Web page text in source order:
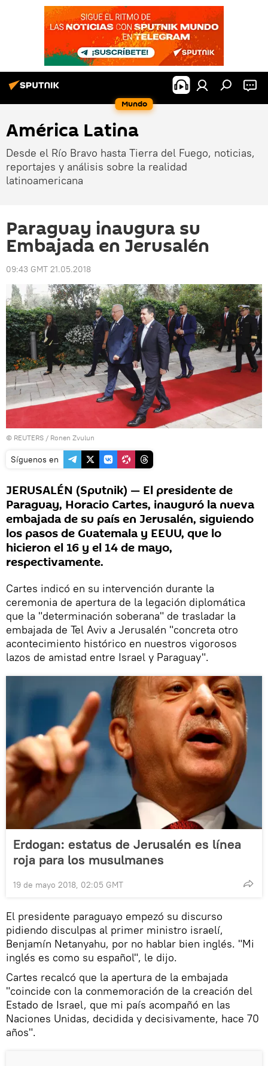
Mundo
América Latina
Desde el Río Bravo hasta Tierra del Fuego, noticias,
reportajes y análisis sobre la realidad
latinoamericana
Paraguay inaugura su
Embajada en Jerusalén
09:43 GMT 21.05.2018
© REUTERS / Ronen Zvulun
Síguenos en
JERUSALÉN (Sputnik) — El presidente de
Paraguay, Horacio Cartes, inauguró la nueva
embajada de su país en Jerusalén, siguiendo
los pasos de Guatemala y EEUU, que lo
hicieron el 16 y el 14 de mayo,
respectivamente.
Cartes indicó en su intervención durante la
ceremonia de apertura de la legación diplomática
que la "determinación soberana" de trasladar la
embajada de Tel Aviv a Jerusalén "concreta otro
acontecimiento histórico en nuestros vigorosos
lazos de amistad entre Israel y Paraguay".
Erdogan: estatus de Jerusalén es línea
roja para los musulmanes
19 de mayo 2018, 02:05 GMT
El presidente paraguayo empezó su discurso
pidiendo disculpas al primer ministro israelí,
Benjamín Netanyahu, por no hablar bien inglés. "Mi
inglés es como su español", le dijo.
Cartes recalcó que la apertura de la embajada
"coincide con la conmemoración de la creación del
Estado de Israel, que mi país acompañó en las
Naciones Unidas, decidida y decisivamente, hace 70
años".